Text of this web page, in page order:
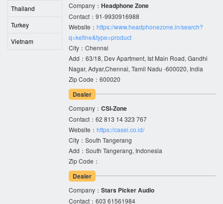
Thailand
Turkey
Vietnam
Company： Headphone Zone
Contact：91-9930916988
Website： https://www.headphonezone.in/search?
q=kefine&type=product
City：Chennai
Add：63/18, Dev Apartment, Ist Main Road, Gandhi
Nagar, Adyar,Chennai, Tamil Nadu -600020, India
Zip Code：600020
Dealer
Company： CSI-Zone
Contact：62 813 14 323 767
Website： https://casei.co.id/
City：South Tangerang
Add：South Tangerang, Indonesia
Zip Code：
Dealer
Company： Stars Picker Audio
Contact：603 61561984